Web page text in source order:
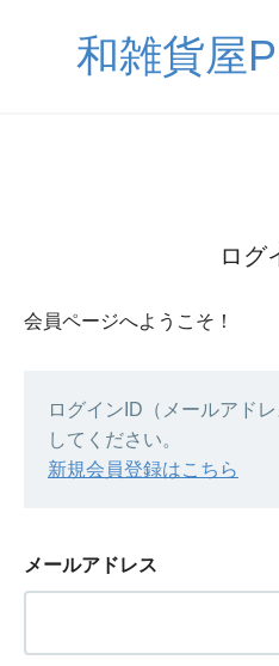
和雑貨屋
ログ
会員ページへようこそ！
ログインID（メールアド
してください。
新規会員登録はこちら
メールアドレス